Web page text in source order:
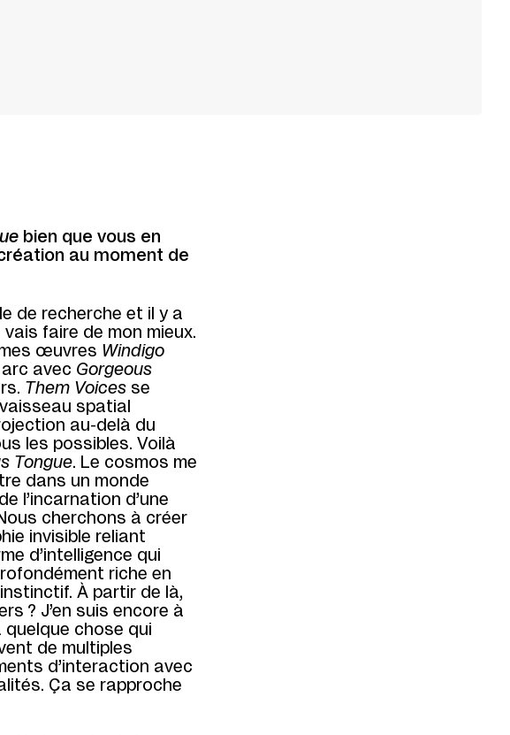
bien que vous en
au moment de
de recherche et il y a
faire de mon mieux.
œuvres Windigo
arc avec Gorgeous
Them Voices se
spatial
au-delà du
les possibles. Voilà
Tongue. Le cosmos me
dans un monde
l’incarnation d’une
cherchons à créer
invisible reliant
d’intelligence qui
riche en
À partir de là,
? J’en suis encore à
quelque chose qui
de multiples
d’interaction avec
Ça se rapproche